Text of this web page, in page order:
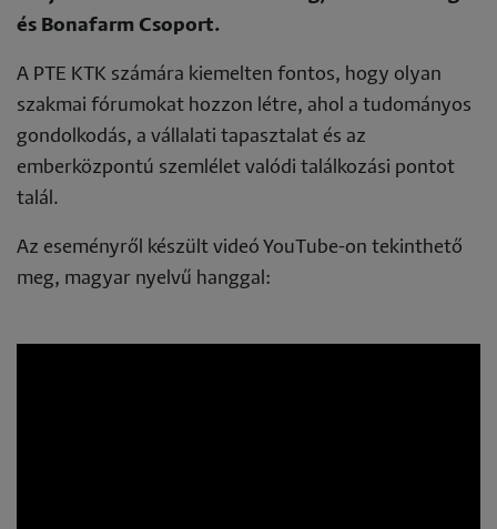
és Bonafarm Csoport.
A PTE KTK számára kiemelten fontos, hogy olyan
szakmai fórumokat hozzon létre, ahol a tudományos
gondolkodás, a vállalati tapasztalat és az
emberközpontú szemlélet valódi találkozási pontot
talál.
Az eseményről készült videó YouTube-on tekinthető
meg, magyar nyelvű hanggal: